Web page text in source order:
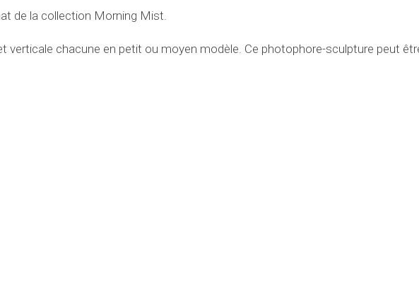
de la collection Morning Mist.
chacune en petit ou moyen modèle. Ce photophore-sculpture peut